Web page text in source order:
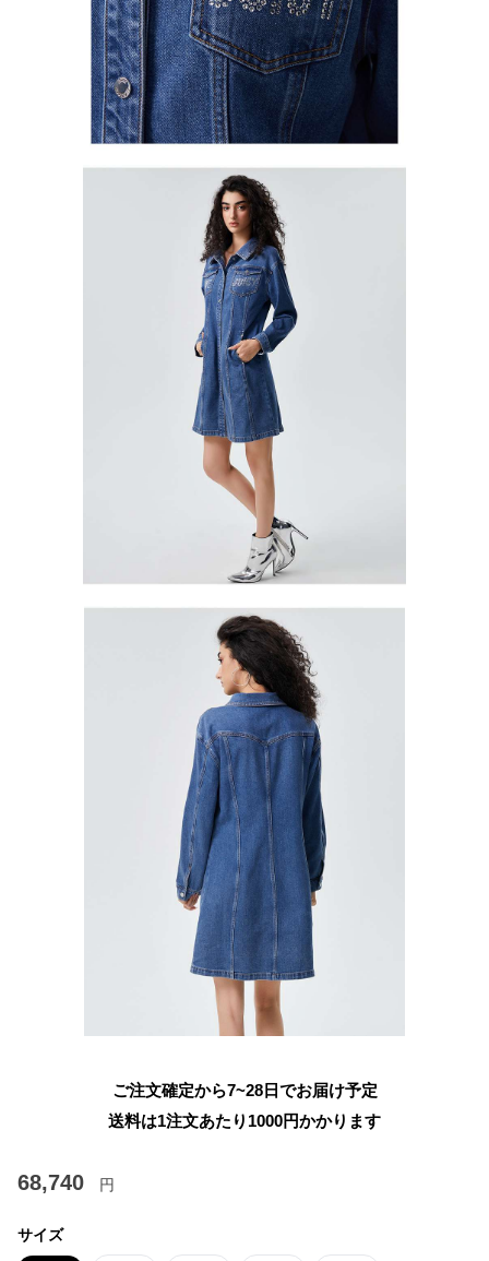
ご注文確定から7~28日でお届け予定
送料は1注文あたり 1000円かかります
68,740 円
サイズ